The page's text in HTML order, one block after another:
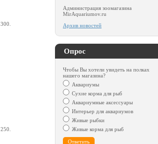
Администрация зоомагазина
MirAquаriumov.ru
Архив новостей
Опрос
Чтобы Вы хотели увидеть на полках
нашего магазина?
Аквариумы
Сухие корма для рыб
Аквариумные аксессуары
Интерьер для аквариумов
Живые рыбки
Живые корма для рыб
300
250